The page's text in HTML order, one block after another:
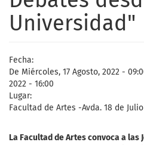
Universidad"
Fecha:
De Miércoles, 17 Agosto, 2022 -
2022 - 16:00
Lugar:
Facultad de Artes -Avda. 18 de Julio
La Facultad de Artes convoca a